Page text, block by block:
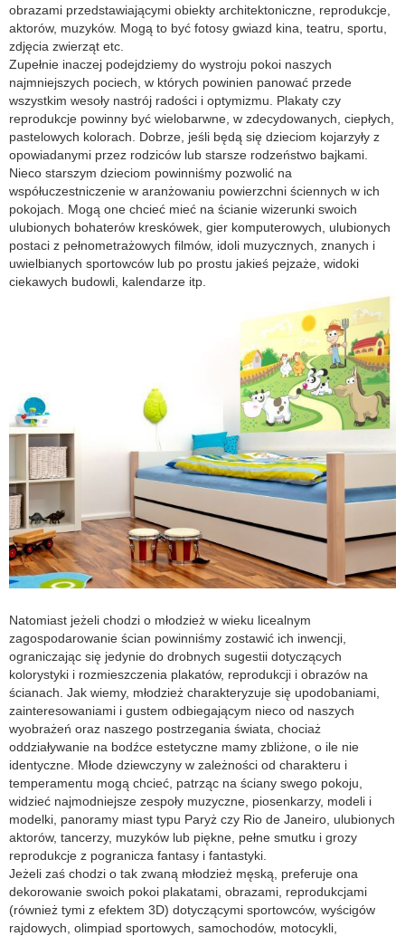
obrazami przedstawiającymi obiekty architektoniczne, reprodukcje,
aktorów, muzyków. Mogą to być fotosy gwiazd kina, teatru, sportu,
zdjęcia zwierząt etc.
Zupełnie inaczej podejdziemy do wystroju pokoi naszych
najmniejszych pociech, w których powinien panować przede
wszystkim wesoły nastrój radości i optymizmu. Plakaty czy
reprodukcje powinny być wielobarwne, w zdecydowanych, ciepłych,
pastelowych kolorach. Dobrze, jeśli będą się dzieciom kojarzyły z
opowiadanymi przez rodziców lub starsze rodzeństwo bajkami.
Nieco starszym dzieciom powinniśmy pozwolić na
współuczestniczenie w aranżowaniu powierzchni ściennych w ich
pokojach. Mogą one chcieć mieć na ścianie wizerunki swoich
ulubionych bohaterów kreskówek, gier komputerowych, ulubionych
postaci z pełnometrażowych filmów, idoli muzycznych, znanych i
uwielbianych sportowców lub po prostu jakieś pejzaże, widoki
ciekawych budowli, kalendarze itp.
Natomiast jeżeli chodzi o młodzież w wieku licealnym
zagospodarowanie ścian powinniśmy zostawić ich inwencji,
ograniczając się jedynie do drobnych sugestii dotyczących
kolorystyki i rozmieszczenia plakatów, reprodukcji i obrazów na
ścianach. Jak wiemy, młodzież charakteryzuje się upodobaniami,
zainteresowaniami i gustem odbiegającym nieco od naszych
wyobrażeń oraz naszego postrzegania świata, chociaż
oddziaływanie na bodźce estetyczne mamy zbliżone, o ile nie
identyczne. Młode dziewczyny w zależności od charakteru i
temperamentu mogą chcieć, patrząc na ściany swego pokoju,
widzieć najmodniejsze zespoły muzyczne, piosenkarzy, modeli i
modelki, panoramy miast typu Paryż czy Rio de Janeiro, ulubionych
aktorów, tancerzy, muzyków lub piękne, pełne smutku i grozy
reprodukcje z pogranicza fantasy i fantastyki.
Jeżeli zaś chodzi o tak zwaną młodzież męską, preferuje ona
dekorowanie swoich pokoi plakatami, obrazami, reprodukcjami
(również tymi z efektem 3D) dotyczącymi sportowców, wyścigów
rajdowych, olimpiad sportowych, samochodów, motocykli,